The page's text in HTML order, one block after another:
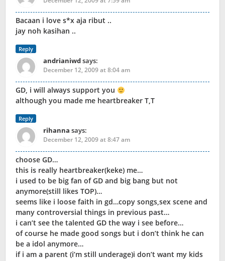
Bacaan i love s*x aja ribut ..
jay noh kasihan ..
Reply
andrianiwdsays:
December 12, 2009 at 8:04 am
GD, i will always support you
although you made me heartbreaker T,T
Reply
rihanna says:
December 12, 2009 at 8:47 am
choose GD…
this is really heartbreaker(keke) me…
i used to be big fan of GD and big bang but not
anymore(still likes TOP)…
seems like i loose faith in gd…copy songs,sex scene and
many controversial things in previous past…
i can’t see the talented GD the way i see before…
of course he made good songs but i don’t think he can
be a idol anymore…
if i am a parent (i’m still underage)i don’t want my kids